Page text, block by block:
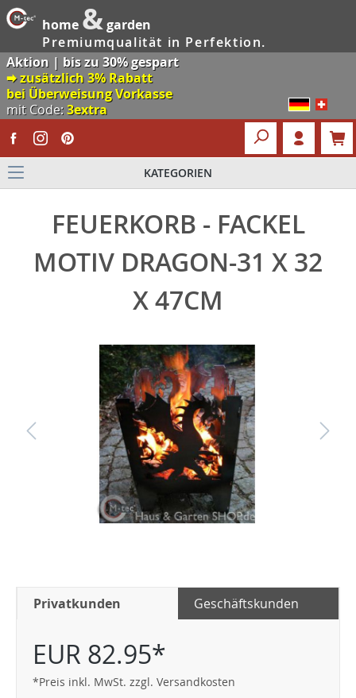
home &garden
Premiumqualität in Perfektion.
Aktion | bis zu 30% gespart
🠮 zusätzlich 3% Rabatt
bei Überweisung Vorkasse
mit Code:3extra
KATEGORIEN
FEUERKORB - FACKEL
MOTIV DRAGON-31 X 32
X 47CM
Privatkunden Geschäftskunden
EUR 82.95*
*Preis inkl. MwSt. zzgl. Versandkosten